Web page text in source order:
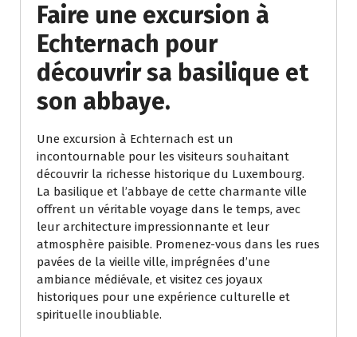
Faire une excursion à
Echternach pour
découvrir sa basilique et
son abbaye.
Une excursion à Echternach est un
incontournable pour les visiteurs souhaitant
découvrir la richesse historique du Luxembourg.
La basilique et l’abbaye de cette charmante ville
offrent un véritable voyage dans le temps, avec
leur architecture impressionnante et leur
atmosphère paisible. Promenez-vous dans les rues
pavées de la vieille ville, imprégnées d’une
ambiance médiévale, et visitez ces joyaux
historiques pour une expérience culturelle et
spirituelle inoubliable.